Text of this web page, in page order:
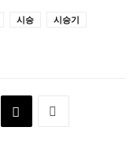
시승
시승기